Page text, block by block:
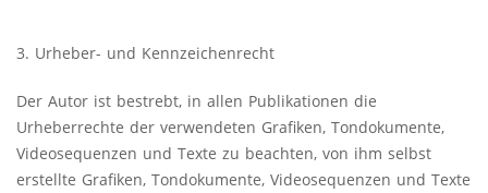
3. Urheber- und Kennzeichenrecht
Der Autor ist bestrebt, in allen Publikationen die
Urheberrechte der verwendeten Grafiken, Tondokumente,
Videosequenzen und Texte zu beachten, von ihm selbst
erstellte Grafiken, Tondokumente, Videosequenzen und Texte